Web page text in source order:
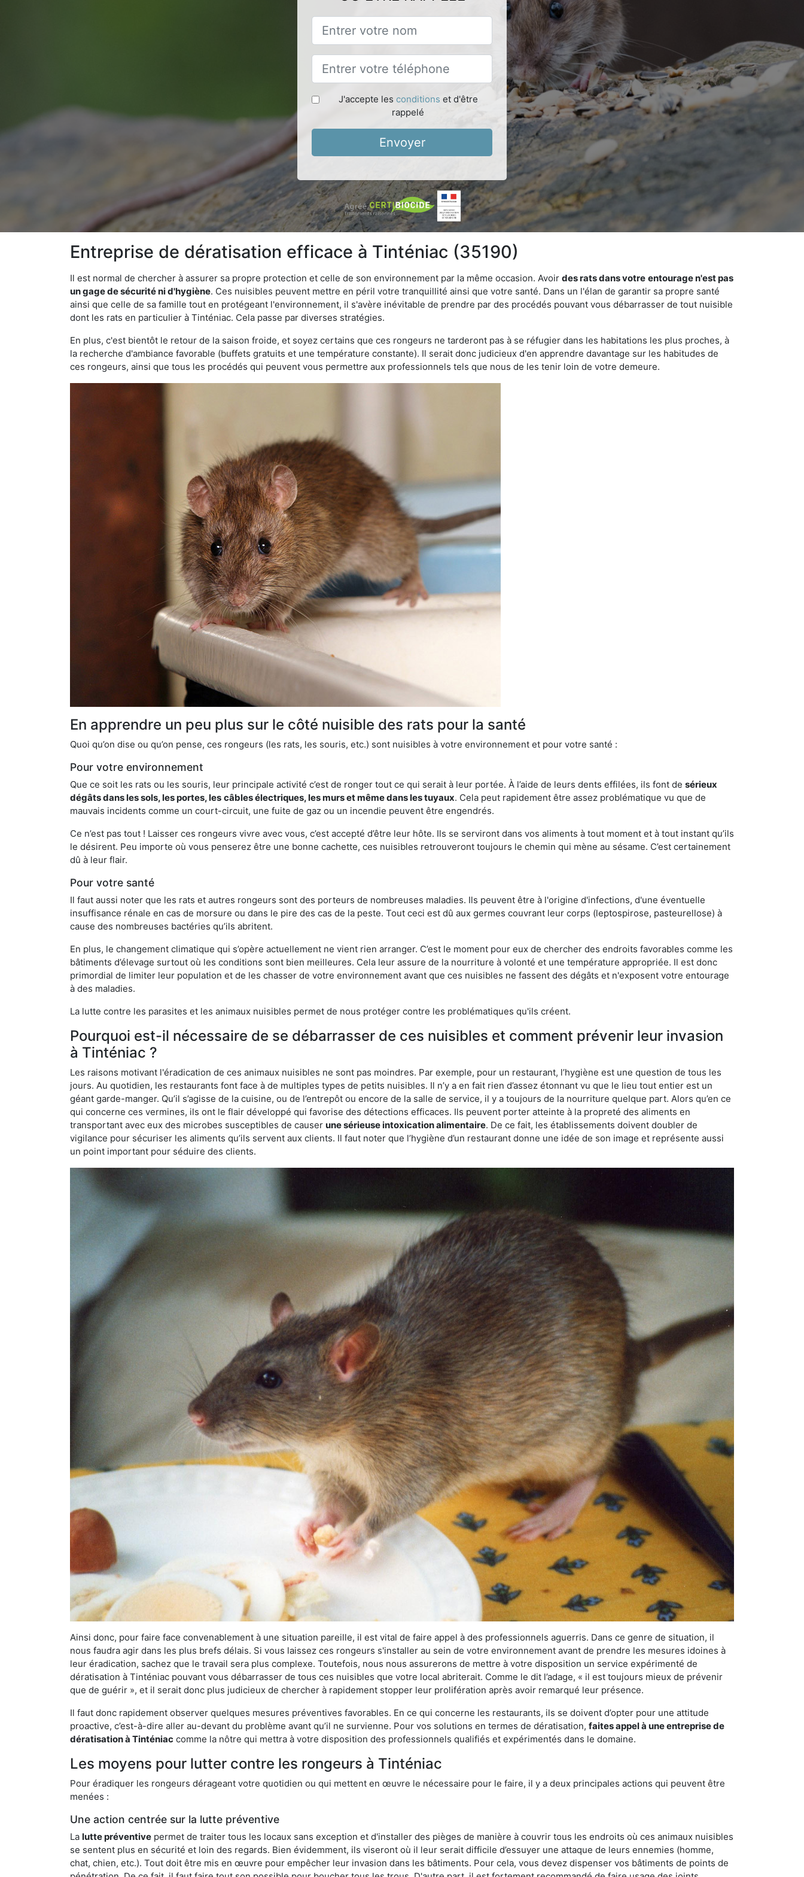
J'accepte les conditions et d'être
rappelé
Envoyer
Entreprise de dératisation efficace à Tinténiac (35190)
Il est normal de chercher à assurer sa propre protection et celle de son environnement par la même occasion. Avoir des rats dans votre entourage n'est pas
un gage de sécurité ni d'hygiène. Ces nuisibles peuvent mettre en péril votre tranquillité ainsi que votre santé. Dans un l'élan de garantir sa propre santé
ainsi que celle de sa famille tout en protégeant l'environnement, il s'avère inévitable de prendre par des procédés pouvant vous débarrasser de tout nuisible
dont les rats en particulier à Tinténiac. Cela passe par diverses stratégies.
En plus, c'est bientôt le retour de la saison froide, et soyez certains que ces rongeurs ne tarderont pas à se réfugier dans les habitations les plus proches, à
la recherche d'ambiance favorable (buffets gratuits et une température constante). Il serait donc judicieux d'en apprendre davantage sur les habitudes de
ces rongeurs, ainsi que tous les procédés qui peuvent vous permettre aux professionnels tels que nous de les tenir loin de votre demeure.
En apprendre un peu plus sur le côté nuisible des rats pour la santé
Quoi qu’on dise ou qu’on pense, ces rongeurs (les rats, les souris, etc.) sont nuisibles à votre environnement et pour votre santé :
Pour votre environnement
Que ce soit les rats ou les souris, leur principale activité c’est de ronger tout ce qui serait à leur portée. À l’aide de leurs dents effilées, ils font de sérieux
dégâts dans les sols, les portes, les câbles électriques, les murs et même dans les tuyaux. Cela peut rapidement être assez problématique vu que de
mauvais incidents comme un court-circuit, une fuite de gaz ou un incendie peuvent être engendrés.
Ce n’est pas tout ! Laisser ces rongeurs vivre avec vous, c’est accepté d’être leur hôte. Ils se serviront dans vos aliments à tout moment et à tout instant qu’ils
le désirent. Peu importe où vous penserez être une bonne cachette, ces nuisibles retrouveront toujours le chemin qui mène au sésame. C’est certainement
dû à leur flair.
Pour votre santé
Il faut aussi noter que les rats et autres rongeurs sont des porteurs de nombreuses maladies. Ils peuvent être à l'origine d'infections, d'une éventuelle
insuffisance rénale en cas de morsure ou dans le pire des cas de la peste. Tout ceci est dû aux germes couvrant leur corps (leptospirose, pasteurellose) à
cause des nombreuses bactéries qu’ils abritent.
En plus, le changement climatique qui s’opère actuellement ne vient rien arranger. C’est le moment pour eux de chercher des endroits favorables comme les
bâtiments d’élevage surtout où les conditions sont bien meilleures. Cela leur assure de la nourriture à volonté et une température appropriée. Il est donc
primordial de limiter leur population et de les chasser de votre environnement avant que ces nuisibles ne fassent des dégâts et n'exposent votre entourage
à des maladies.
La lutte contre les parasites et les animaux nuisibles permet de nous protéger contre les problématiques qu'ils créent.
Pourquoi est-il nécessaire de se débarrasser de ces nuisibles et comment prévenir leur invasion
à Tinténiac ?
Les raisons motivant l'éradication de ces animaux nuisibles ne sont pas moindres. Par exemple, pour un restaurant, l’hygiène est une question de tous les
jours. Au quotidien, les restaurants font face à de multiples types de petits nuisibles. Il n’y a en fait rien d’assez étonnant vu que le lieu tout entier est un
géant garde-manger. Qu’il s’agisse de la cuisine, ou de l’entrepôt ou encore de la salle de service, il y a toujours de la nourriture quelque part. Alors qu’en ce
qui concerne ces vermines, ils ont le flair développé qui favorise des détections efficaces. Ils peuvent porter atteinte à la propreté des aliments en
transportant avec eux des microbes susceptibles de causer une sérieuse intoxication alimentaire. De ce fait, les établissements doivent doubler de
vigilance pour sécuriser les aliments qu’ils servent aux clients. Il faut noter que l’hygiène d’un restaurant donne une idée de son image et représente aussi
un point important pour séduire des clients.
Ainsi donc, pour faire face convenablement à une situation pareille, il est vital de faire appel à des professionnels aguerris. Dans ce genre de situation, il
nous faudra agir dans les plus brefs délais. Si vous laissez ces rongeurs s'installer au sein de votre environnement avant de prendre les mesures idoines à
leur éradication, sachez que le travail sera plus complexe. Toutefois, nous nous assurerons de mettre à votre disposition un service expérimenté de
dératisation à Tinténiac pouvant vous débarrasser de tous ces nuisibles que votre local abriterait. Comme le dit l’adage, « il est toujours mieux de prévenir
que de guérir », et il serait donc plus judicieux de chercher à rapidement stopper leur prolifération après avoir remarqué leur présence.
Il faut donc rapidement observer quelques mesures préventives favorables. En ce qui concerne les restaurants, ils se doivent d’opter pour une attitude
proactive, c’est-à-dire aller au-devant du problème avant qu’il ne survienne. Pour vos solutions en termes de dératisation, faites appel à une entreprise de
dératisation à Tinténiac comme la nôtre qui mettra à votre disposition des professionnels qualifiés et expérimentés dans le domaine.
Les moyens pour lutter contre les rongeurs à Tinténiac
Pour éradiquer les rongeurs dérageant votre quotidien ou qui mettent en œuvre le nécessaire pour le faire, il y a deux principales actions qui peuvent être
menées :
Une action centrée sur la lutte préventive
La lutte préventive permet de traiter tous les locaux sans exception et d'installer des pièges de manière à couvrir tous les endroits où ces animaux nuisibles
se sentent plus en sécurité et loin des regards. Bien évidemment, ils viseront où il leur serait difficile d’essuyer une attaque de leurs ennemies (homme,
chat, chien, etc.). Tout doit être mis en œuvre pour empêcher leur invasion dans les bâtiments. Pour cela, vous devez dispenser vos bâtiments de points de